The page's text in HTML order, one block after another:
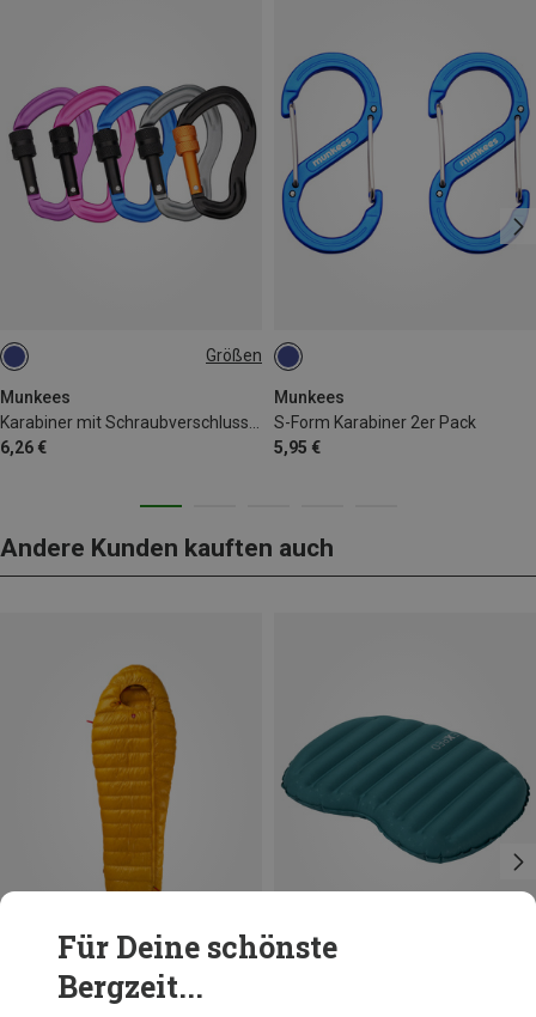
Größen
Munkees
6,26 €
5.8CM
Munkees
S-Form Karabiner 2er Pack
5,95 €
Andere Kunden kauften auch
Du sparst bis 10%
Für Deine schönste
Bergzeit...